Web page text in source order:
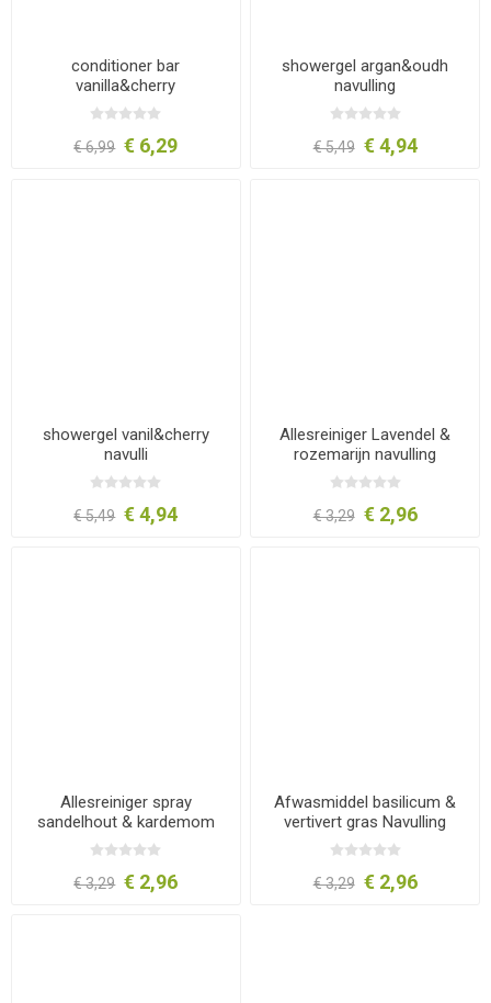
conditioner bar
vanilla&cherry
€ 6,99 € 6,29
showergel argan&oudh
navulling
€ 5,49 € 4,94
showergel vanil&cherry
navulli
€ 5,49 € 4,94
Allesreiniger Lavendel &
rozemarijn navulling
€ 3,29 € 2,96
Allesreiniger spray
sandelhout & kardemom
navullin
€ 3,29 € 2,96
Afwasmiddel basilicum &
vertivert gras Navulling
€ 3,29 € 2,96